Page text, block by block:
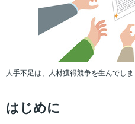
人手不足は、人材獲得競争を生んでし
はじめに